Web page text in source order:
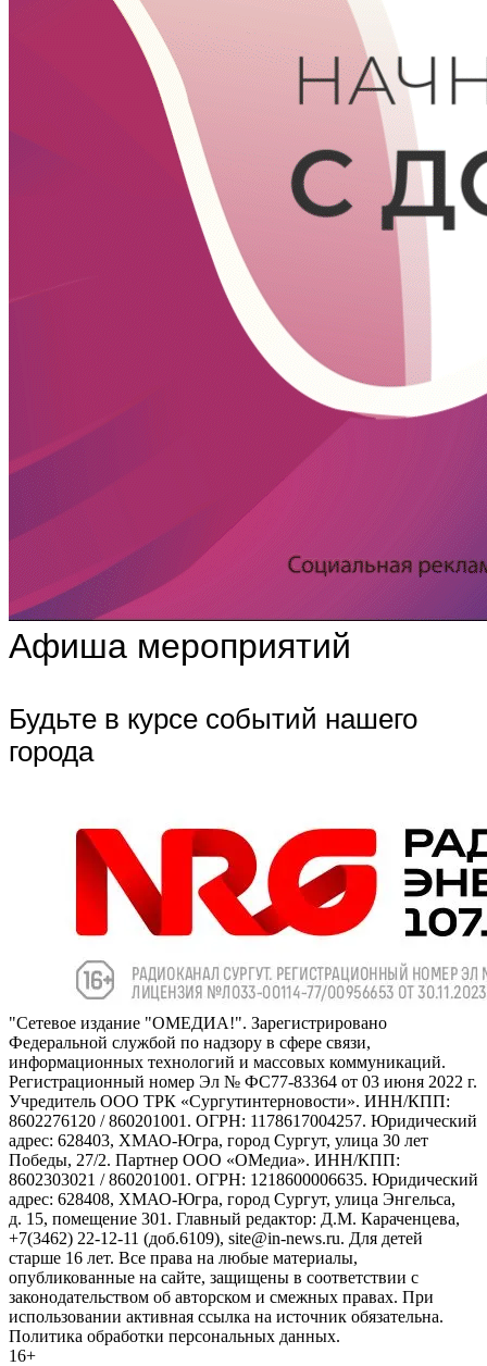
Афиша мероприятий
Будьте в курсе событий нашего
города
"Сетевое издание "ОМЕДИА!". Зарегистрировано
Федеральной службой по надзору в сфере связи,
информационных технологий и массовых коммуникаций.
Регистрационный номер Эл № ФС77-83364 от 03 июня 2022 г.
Учредитель ООО ТРК «Сургутинтерновости». ИНН/КПП:
8602276120 / 860201001. ОГРН: 1178617004257. Юридический
адрес: 628403, ХМАО-Югра, город Сургут, улица 30 лет
Победы, 27/2. Партнер ООО «ОМедиа». ИНН/КПП:
8602303021 / 860201001. ОГРН: 1218600006635. Юридический
адрес: 628408, ХМАО-Югра, город Сургут, улица Энгельса,
д. 15, помещение 301. Главный редактор: Д.М. Караченцева,
+7(3462) 22-12-11 (доб.6109), site@in-news.ru. Для детей
старше 16 лет. Все права на любые материалы,
опубликованные на сайте, защищены в соответствии с
законодательством об авторском и смежных правах. При
использовании активная ссылка на источник обязательна.
Политика обработки персональных данных.
16+